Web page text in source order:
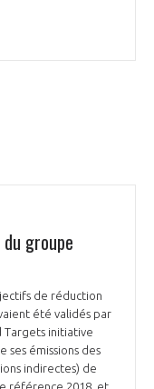
groupe
de réduction
été validés par
Targets initiative
ses émissions des
indirectes) de
référence 2018, et